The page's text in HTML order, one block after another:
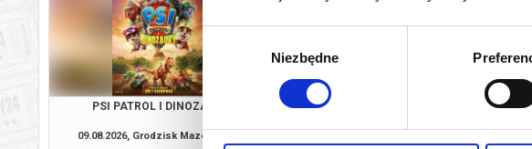
Wybór
zgody
Niezbędne
PSI PATROL I DINOZAURY
09.08.2026, Grodzisk Mazowiecki
O CZYM SOBIE NIE MÓWIMY